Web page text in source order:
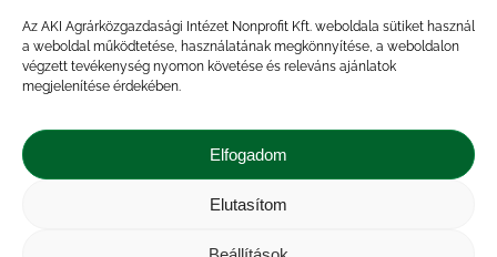
Az AKI Agrárközgazdasági Intézet Nonprofit Kft. weboldala sütiket használ
a weboldal működtetése, használatának megkönnyítése, a weboldalon
végzett tevékenység nyomon követése és releváns ajánlatok
megjelenítése érdekében.
Elfogadom
Elutasítom
szarvasmarha termelés termelői
ár tojás világpiac
vágóbárány
vágómarha vágósertés
Kapcsolat |